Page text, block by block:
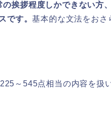
挨拶程度しかできない方
です。基本的な文法をおさ
～545点相当の内容を扱